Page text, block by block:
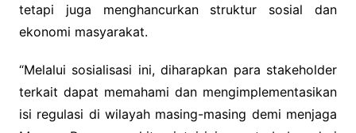
tetapi juga menghancurkan struktur sosial dan
ekonomi masyarakat.
“Melalui sosialisasi ini, diharapkan para stakeholder
terkait dapat memahami dan mengimplementasikan
isi regulasi di wilayah masing-masing demi menjaga